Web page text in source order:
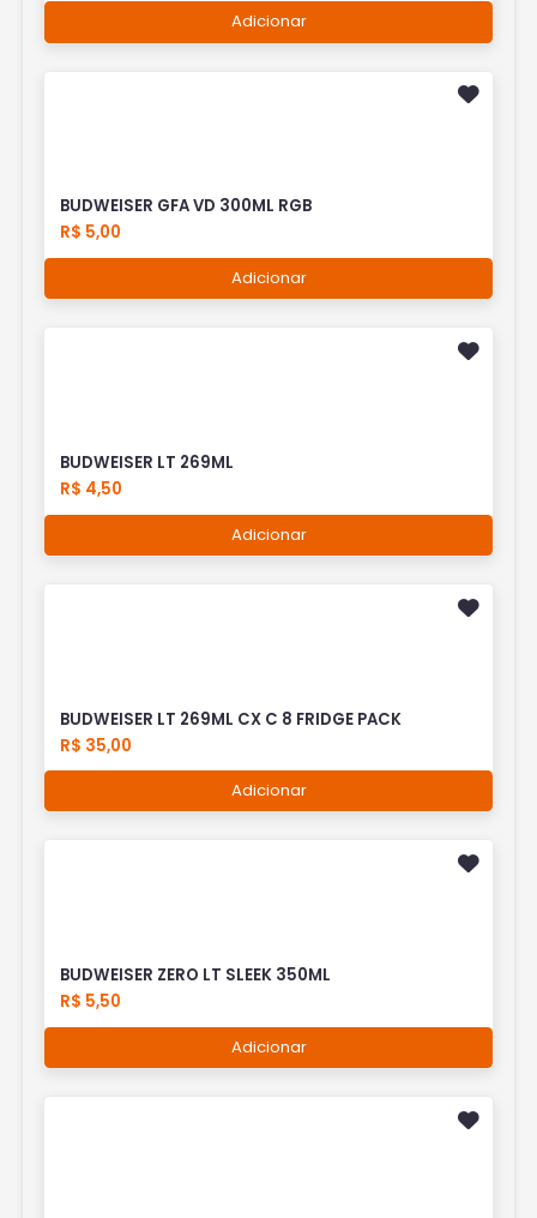
Adicionar
BUDWEISER GFA VD 300ML RGB
R$ 5,00
Adicionar
BUDWEISER LT 269ML
R$ 4,50
Adicionar
BUDWEISER LT 269ML CX C 8 FRIDGE PACK
R$ 35,00
Adicionar
BUDWEISER ZERO LT SLEEK 350ML
R$ 5,50
Adicionar